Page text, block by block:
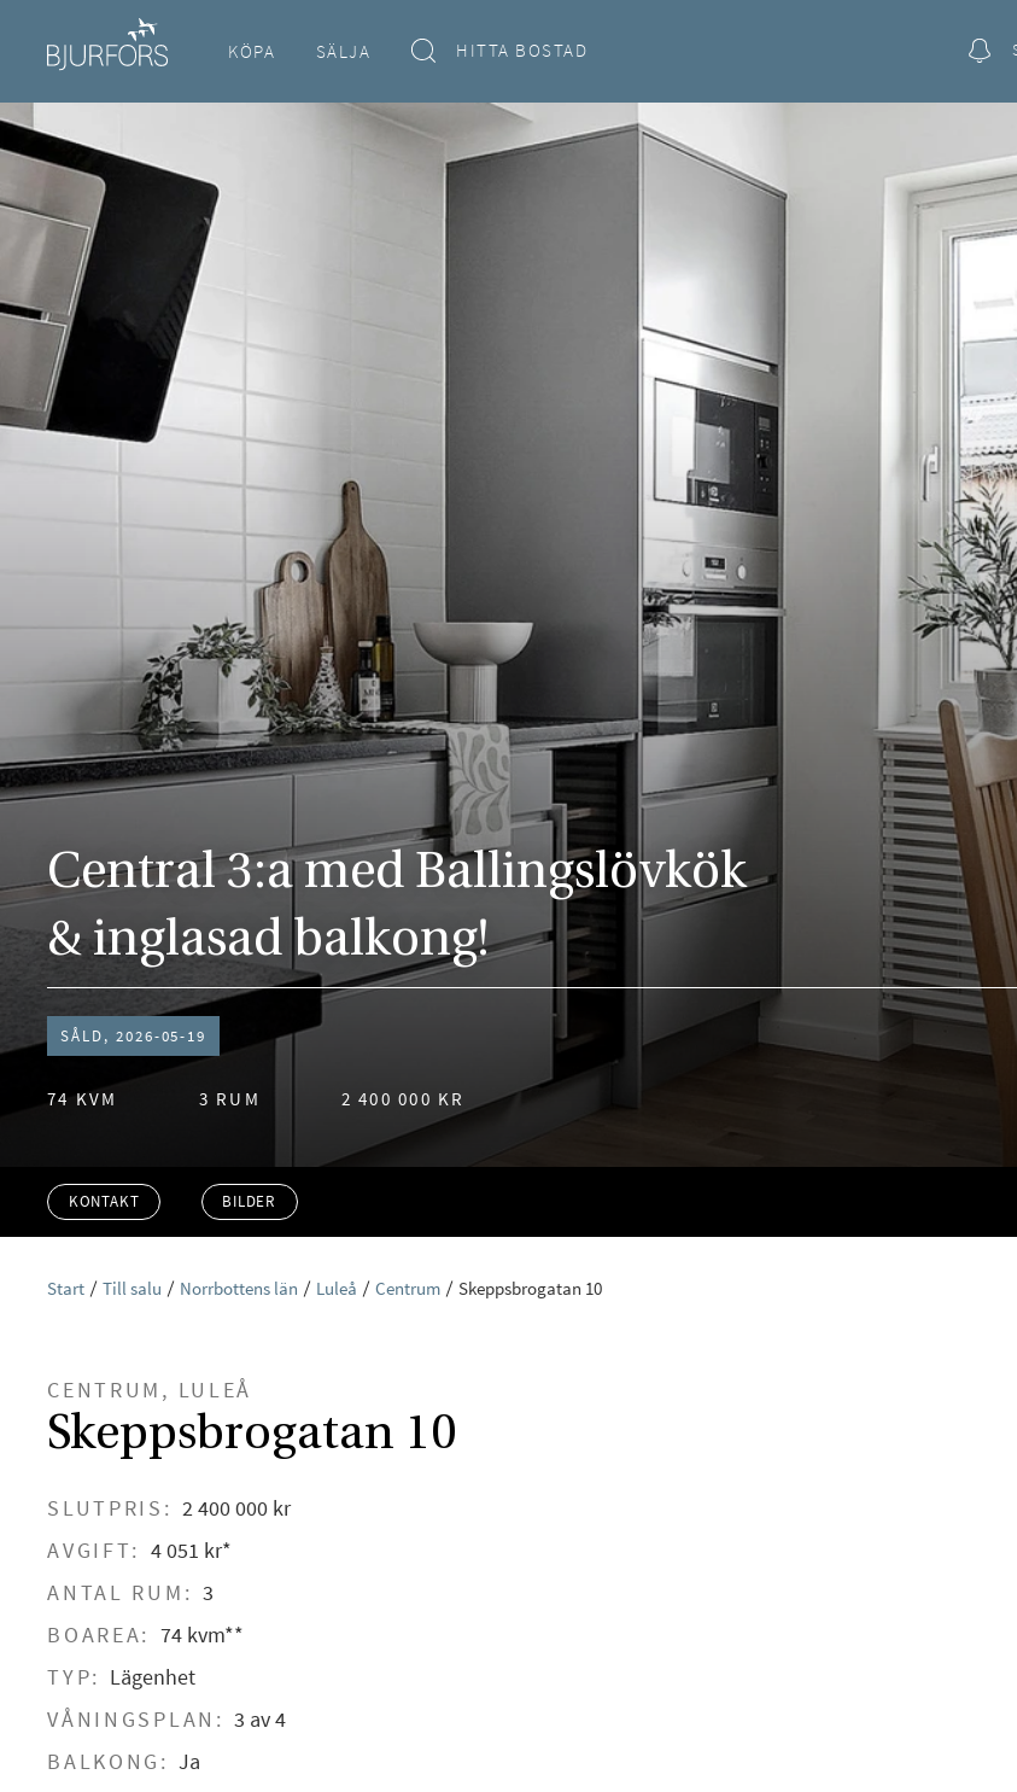
KÖPA SÄLJA HITTA BOSTAD
Central 3:a med Ballingslövkök
& inglasad balkong!
SÅLD, 2026-05-19
74 KVM 3 RUM 2 400 000 KR
KONTAKT BILDER
Start Till salu Norrbottens län Luleå Centrum Skeppsbrogatan 10
CENTRUM, LULEÅ
Skeppsbrogatan 10
SLUTPRIS: 2 400 000 kr
AVGIFT: 4 051 kr*
ANTAL RUM: 3
BOAREA: 74 kvm**
TYP: Lägenhet
VÅNINGSPLAN: 3 av 4
BALKONG: Ja